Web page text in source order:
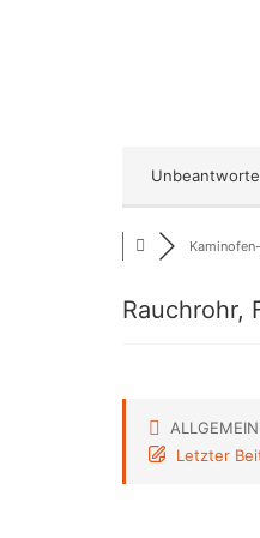
Rauchrohr,
Letzter